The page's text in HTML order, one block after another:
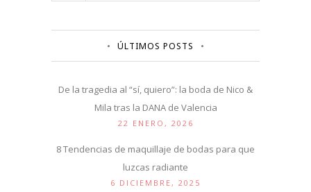
ÚLTIMOS POSTS
De la tragedia al “sí, quiero”: la boda de Nico &
Mila tras la DANA de Valencia
22 ENERO, 2026
8 Tendencias de maquillaje de bodas para que
luzcas radiante
6 DICIEMBRE, 2025